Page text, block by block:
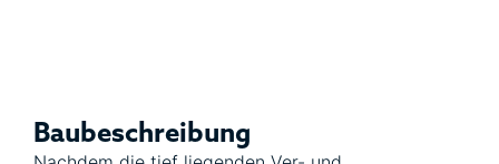
Baubeschreibung